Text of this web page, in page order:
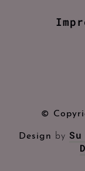
©
Design by